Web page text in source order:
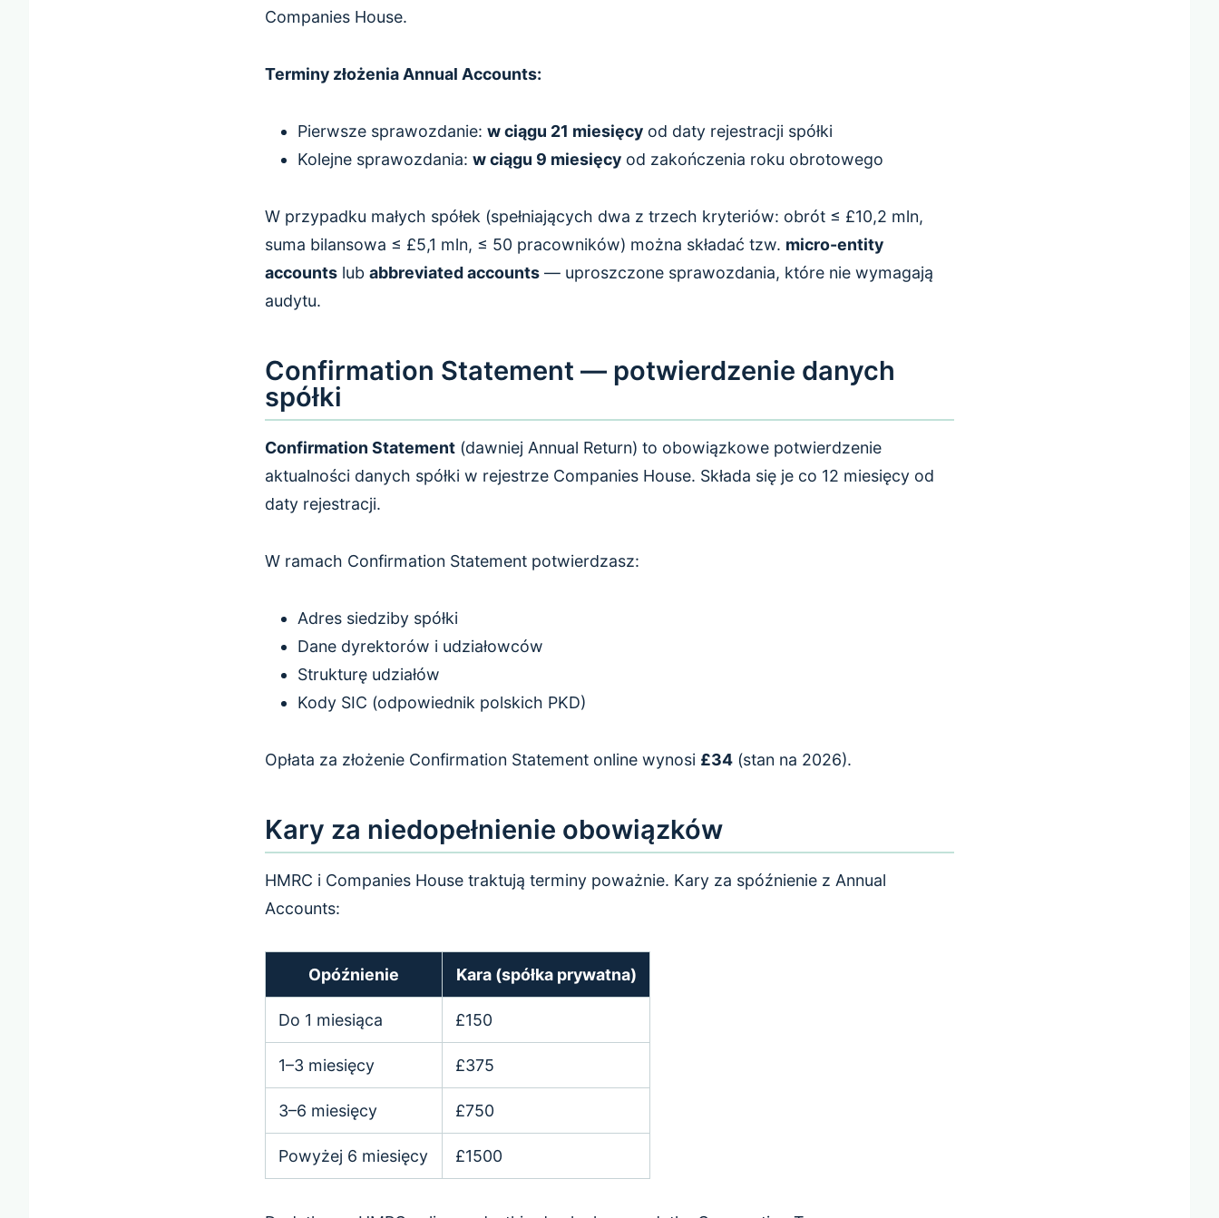
Companies House.
Terminy złożenia Annual Accounts:
Pierwsze sprawozdanie: w ciągu 21 miesięcyod daty rejestracji spółki
Kolejne sprawozdania: w ciągu 9 miesięcyod zakończenia roku obrotowego
W przypadku małych spółek (spełniających dwa z trzech kryteriów: obrót ≤ £10,2 mln,
suma bilansowa ≤ £5,1 mln, ≤ 50 pracowników) można składać tzw. micro-entity
accounts lub abbreviated accounts — uproszczone sprawozdania, które nie wymagają
audytu.
Confirmation Statement — potwierdzenie danych
spółki
Confirmation Statement (dawniej Annual Return) to obowiązkowe potwierdzenie
aktualności danych spółki w rejestrze Companies House. Składa się je co 12 miesięcy od
daty rejestracji.
W ramach Confirmation Statement potwierdzasz:
Adres siedziby spółki
Dane dyrektorów i udziałowców
Strukturę udziałów
Kody SIC (odpowiednik polskich PKD)
Opłata za złożenie Confirmation Statement online wynosi £34 (stan na 2026).
Kary za niedopełnienie obowiązków
HMRC i Companies House traktują terminy poważnie. Kary za spóźnienie z Annual
Accounts:
Opóźnienie Kara (spółka prywatna)
Do 1 miesiąca £150
1–3 miesięcy £375
3–6 miesięcy £750
Powyżej 6 miesięcy £1500